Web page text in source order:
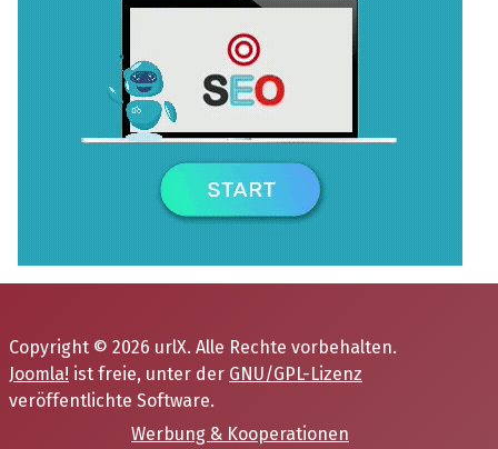
Copyright © 2026 urlX. Alle Rechte vorbehalten.
Joomla! ist freie, unter der GNU/GPL-Lizenz
veröffentlichte Software.
Werbung & Kooperationen